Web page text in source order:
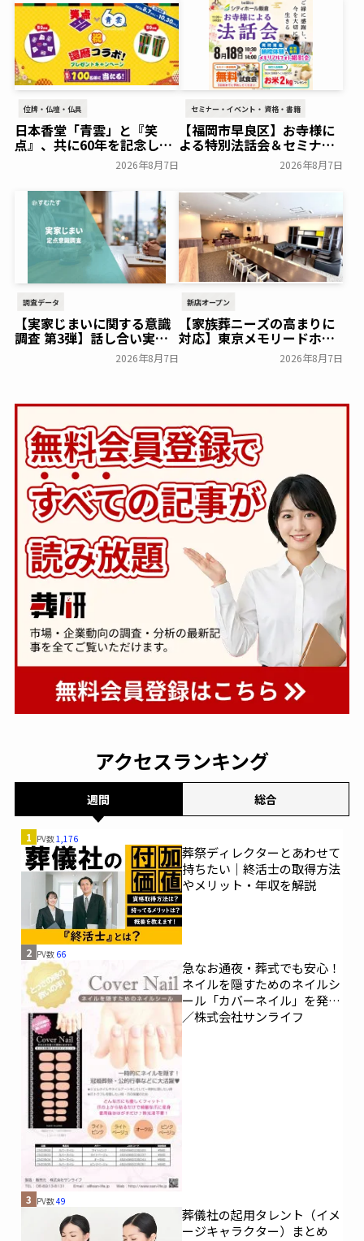
位牌・仏壇・仏具
日本香堂「青雲」と『笑
点』、共に60年を記念した
初コラボ！オリジナルグッ
ズのプレゼントキャンペー
ンを実施～日本香堂～
一般公開
2026年8月7日
セミナー・イベント・資格・書籍
【福岡市早良区】お寺様に
よる特別法話会＆セミナー
特典「無料試食会」を8月
18日(月)にシティホール飯
倉にて開催！～ベルコ～
一般公開
2026年8月7日
調査データ
【実家じまいに関する意識
調査 第3弾】話し合い実施
率は29.5％で前回から低
下。「大相続時代」でも家
2026年8月7日
新店オープン
【家族葬ニーズの高まりに
対応】東京メモリードホー
ルに貸切型家族葬空間『第
８ホール～Living～』オー
2026年8月7日
アクセスランキング
週間 総合
1 PV数1,176
葬祭ディレクターとあわせて
持ちたい｜終活士の取得方法
やメリット・年収を解説
2 PV数 66
急なお通夜・葬式でも安心！
ネイルを隠すためのネイルシ
ール「カバーネイル」を発売
／株式会社サンライフ
3 PV数49
葬儀社の起用タレント（イメ
ージキャラクター）まとめ